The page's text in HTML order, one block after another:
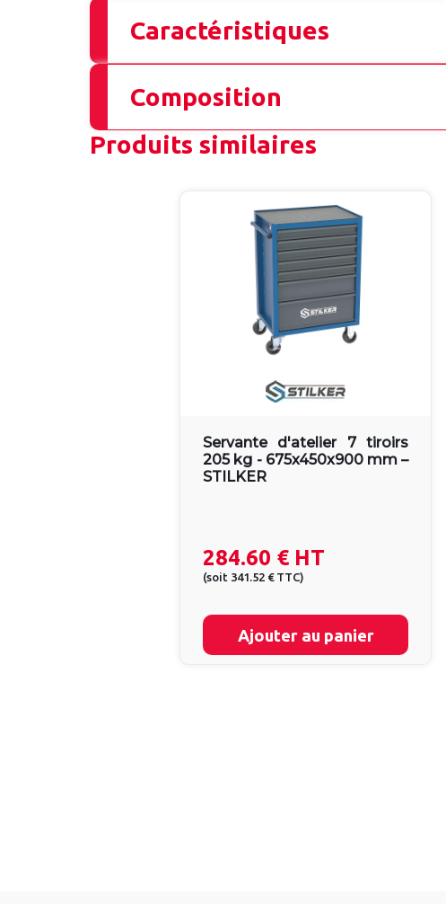
Caractéristiques
Composition
Produits similaires
Servante d'atelier 7 tiroirs
205 kg - 675x450x900 mm –
STILKER
284.60 € HT
(soit 341.52 € TTC)
Ajouter au panier